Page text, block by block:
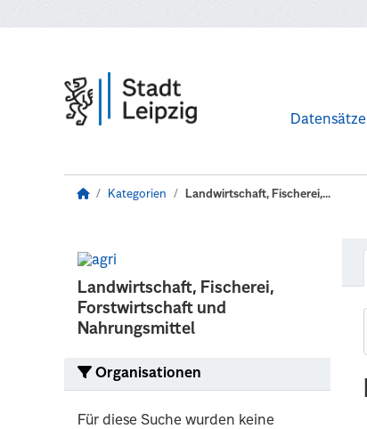
Datensätze
Kategorien Landwirtschaft, Fischerei,...
Landwirtschaft, Fischerei,
Forstwirtschaft und
Nahrungsmittel
Organisationen
Für diese Suche wurden keine